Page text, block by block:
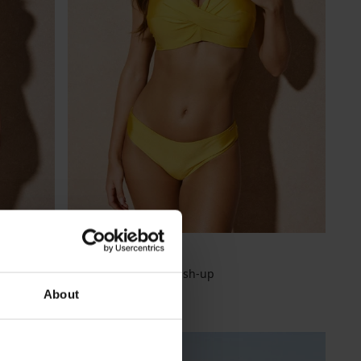
About
I
Bikini Dalji Yellow push-up
51,98 €